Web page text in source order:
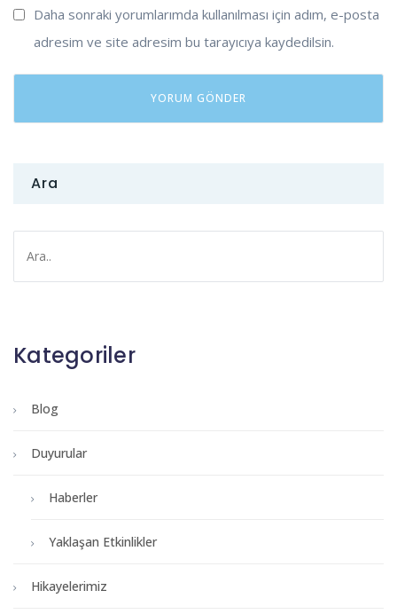
Daha sonraki yorumlarımda kullanılması için adım, e-posta
adresim ve site adresim bu tarayıcıya kaydedilsin.
Ara
Kategoriler
Blog
Duyurular
Haberler
Yaklaşan Etkinlikler
Hikayelerimiz